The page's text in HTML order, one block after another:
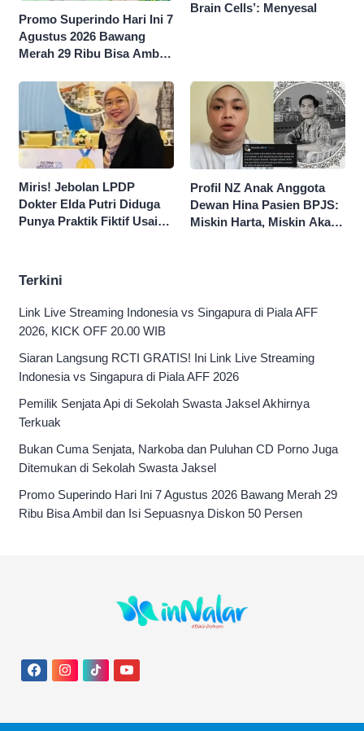
Promo Superindo Hari Ini 7
Agustus 2026 Bawang
Merah 29 Ribu Bisa Ambil
50 Persen
Brain Cells’: Menyesal
Miris! Jebolan LPDP
Dokter Elda Putri Diduga
Punya Praktik Fiktif Usai
Profil NZ Anak Anggota
Dewan Hina Pasien BPJS:
Miskin Harta, Miskin Akal
Terkini
Link Live Streaming Indonesia vs Singapura di Piala AFF
2026, KICK OFF 20.00 WIB
Siaran Langsung RCTI GRATIS! Ini Link Live Streaming
Indonesia vs Singapura di Piala AFF 2026
Pemilik Senjata Api di Sekolah Swasta Jaksel Akhirnya
Terkuak
Bukan Cuma Senjata, Narkoba dan Puluhan CD Porno Juga
Ditemukan di Sekolah Swasta Jaksel
Promo Superindo Hari Ini 7 Agustus 2026 Bawang Merah 29
Ribu Bisa Ambil dan Isi Sepuasnya Diskon 50 Persen